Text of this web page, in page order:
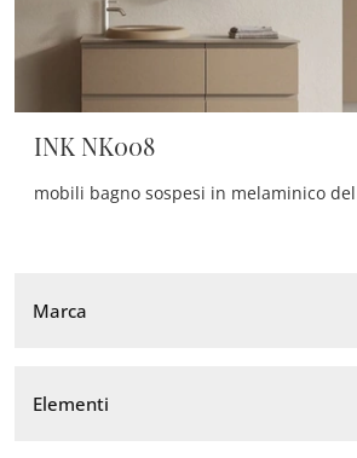
Marca
Elementi
INK NK008